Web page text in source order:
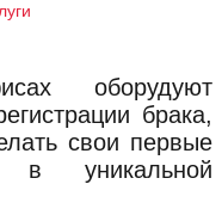
оборудуют
брака,
свои первые
в уникальной